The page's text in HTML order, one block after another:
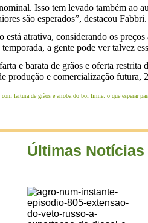
Isso tem levado também ao
são esperados”, destacou Fabbri.
está atrativa, considerando os
a gente pode ver talvez
e barata de grãos e oferta
produção e comercialização futura,
fartura de grãos e arroba do boi firme: o que esperar
Últimas Notícias